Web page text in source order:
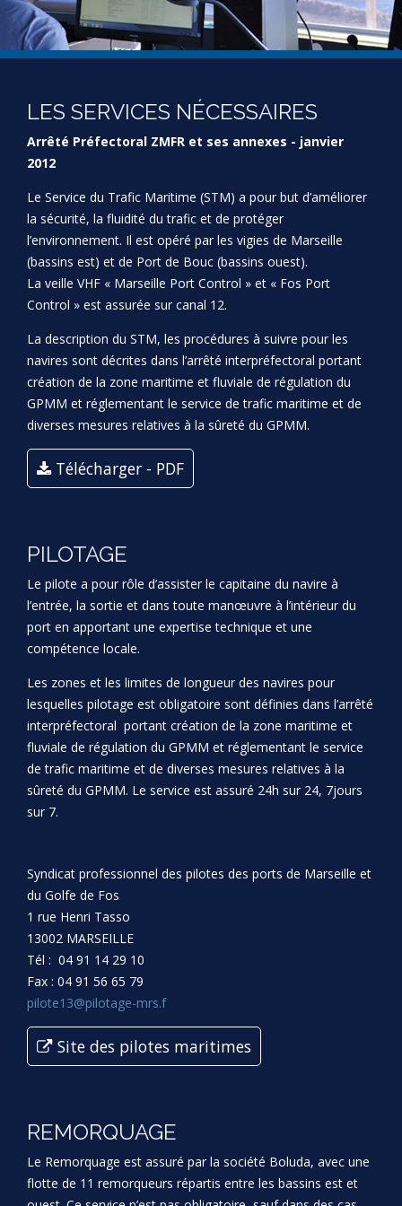
LES SERVICES NÉCESSAIRES
Arrêté Préfectoral ZMFR et ses annexes - janvier
2012
Le Service du Trafic Maritime (STM) a pour but d’améliorer
la sécurité, la fluidité du trafic et de protéger
l’environnement. Il est opéré par les vigies de Marseille
(bassins est) et de Port de Bouc (bassins ouest).
La veille VHF « Marseille Port Control » et « Fos Port
Control » est assurée sur canal 12.
La description du STM, les procédures à suivre pour les
navires sont décrites dans l’arrêté interpréfectoral portant
création de la zone maritime et fluviale de régulation du
GPMM et réglementant le service de trafic maritime et de
diverses mesures relatives à la sûreté du GPMM.
Télécharger - PDF
PILOTAGE
Le pilote a pour rôle d’assister le capitaine du navire à
l’entrée, la sortie et dans toute manœuvre à l’intérieur du
port en apportant une expertise technique et une
compétence locale.
Les zones et les limites de longueur des navires pour
lesquelles pilotage est obligatoire sont définies dans l’arrêté
interpréfectoral portant création de la zone maritime et
fluviale de régulation du GPMM et réglementant le service
de trafic maritime et de diverses mesures relatives à la
sûreté du GPMM. Le service est assuré 24h sur 24, 7jours
sur 7.
Syndicat professionnel des pilotes des ports de Marseille et
du Golfe de Fos
1 rue Henri Tasso
13002 MARSEILLE
Tél : 04 91 14 29 10
Fax : 04 91 56 65 79
pilote13@pilotage-mrs.f
Site des pilotes maritimes
REMORQUAGE
Le Remorquage est assuré par la société Boluda, avec une
flotte de 11 remorqueurs répartis entre les bassins est et